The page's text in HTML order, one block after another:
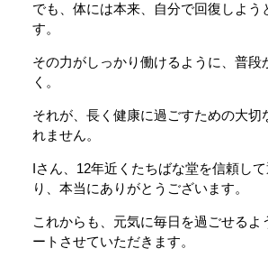
でも、体には本来、自分で回復しよう
す。
その力がしっかり働けるように、普段
く。
それが、長く健康に過ごすための大切
れません。
Iさん、12年近くたちばな堂を信頼し
り、本当にありがとうございます。
これからも、元気に毎日を過ごせるよ
ートさせていただきます。